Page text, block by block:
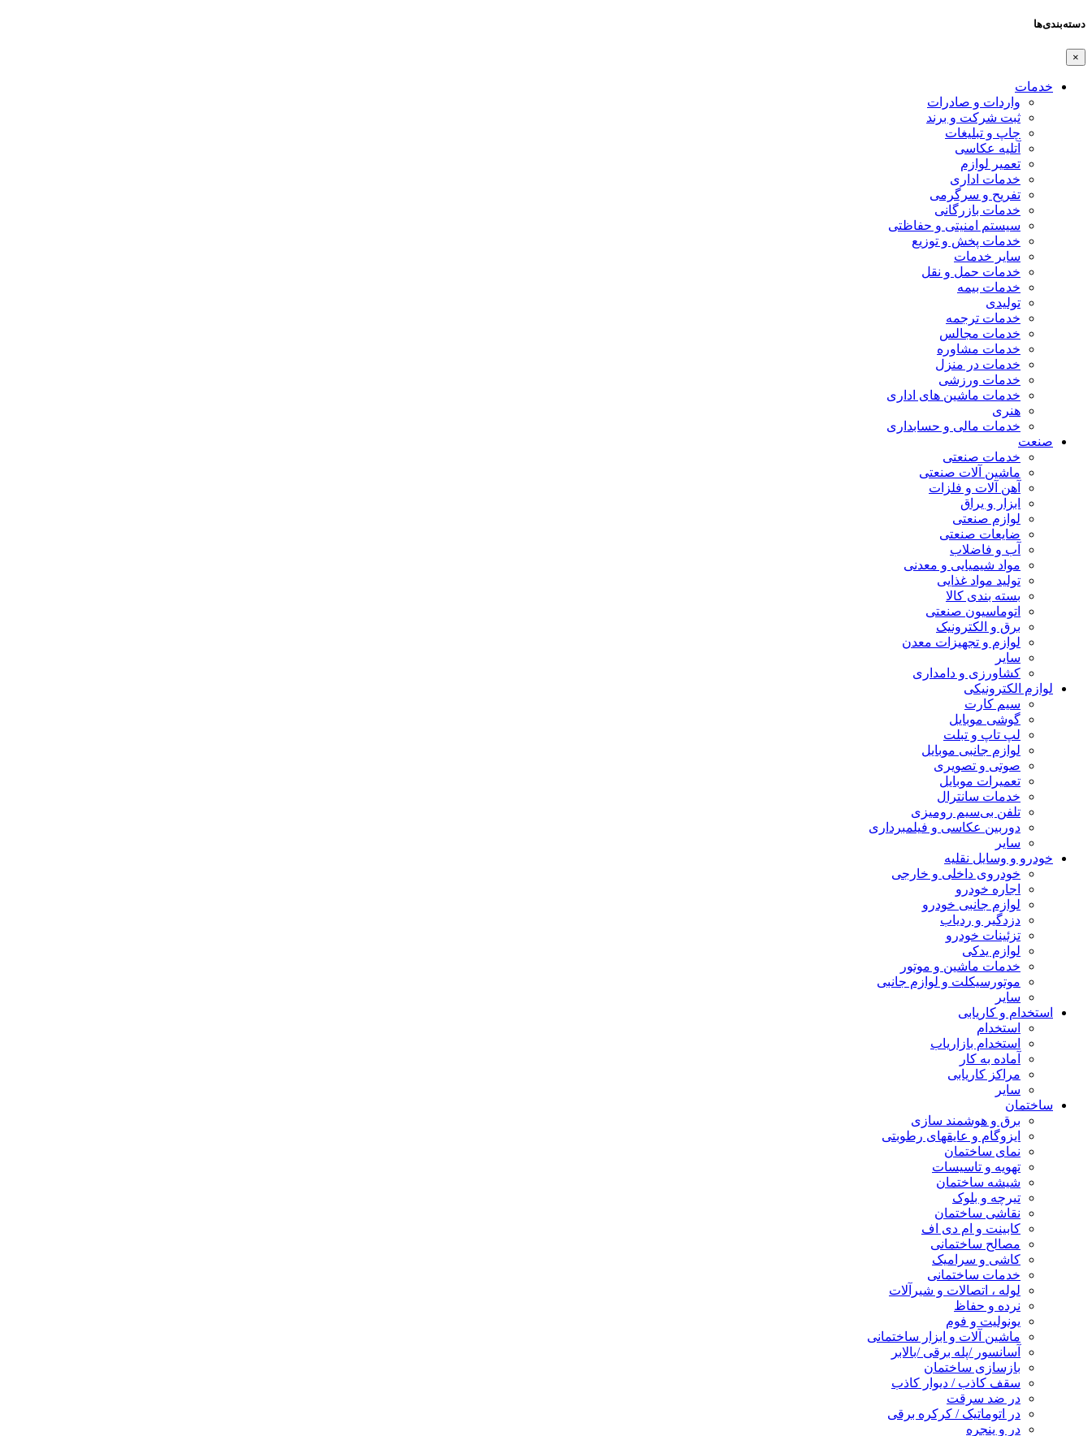
دسته‌بندی‌ها
×
خدمات
واردات و صادرات
ثبت شرکت و برند
چاپ و تبلیغات
آتلیه عکاسی
تعمیر لوازم
خدمات اداری
تفریح و سرگرمی
خدمات بازرگانی
سیستم امنیتی و حفاظتی
خدمات پخش و توزیع
سایر خدمات
خدمات حمل و نقل
خدمات بیمه
تولیدی
خدمات ترجمه
خدمات مجالس
خدمات مشاوره
خدمات در منزل
خدمات ورزشی
خدمات ماشین های اداری
هنری
خدمات مالی و حسابداری
صنعت
خدمات صنعتی
ماشین آلات صنعتی
آهن آلات و فلزات
ابزار و یراق
لوازم صنعتی
ضایعات صنعتی
آب و فاضلاب
مواد شیمیایی و معدنی
تولید مواد غذایی
بسته بندی کالا
اتوماسیون صنعتی
برق و الکترونیک
لوازم و تجهیزات معدن
سایر
کشاورزی و دامداری
لوازم الکترونیکی
سیم کارت
گوشی موبایل
لپ تاپ و تبلت
لوازم جانبی موبایل
صوتی و تصویری
تعمیرات موبایل
خدمات سانترال
تلفن بی‌سیم رومیزی
دوربین عکاسی و فیلمبرداری
سایر
خودرو و وسایل نقلیه
خودروی داخلی و خارجی
اجاره خودرو
لوازم جانبی خودرو
دزدگیر و ردیاب
تزئینات خودرو
لوازم یدکی
خدمات ماشین و موتور
موتورسیکلت و لوازم جانبی
سایر
استخدام و کاریابی
استخدام
استخدام بازاریاب
آماده به کار
مراکز کاریابی
سایر
ساختمان
برق و هوشمند سازی
ایزوگام و عایقهای رطوبتی
نمای ساختمان
تهویه و تاسیسات
شیشه ساختمان
تیرچه و بلوک
نقاشی ساختمان
کابینت و ام دی اف
مصالح ساختمانی
کاشی و سرامیک
خدمات ساختمانی
لوله ، اتصالات و شیرآلات
نرده و حفاظ
یونولیت و فوم
ماشین آلات و ابزار ساختمانی
آسانسور /پله برقی /بالابر
بازسازی ساختمان
سقف کاذب / دیوار کاذب
در ضد سرقت
در اتوماتیک / کرکره برقی
در و پنجره